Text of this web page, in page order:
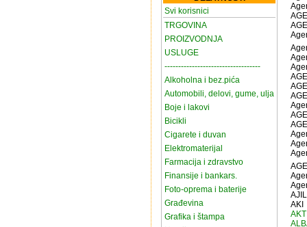
Svi korisnici
TRGOVINA
PROIZVODNJA
USLUGE
-----------------------------------
Alkoholna i bez.pića
Automobili, delovi, gume, ulja
Boje i lakovi
Bicikli
Cigarete i duvan
Elektromaterijal
Farmacija i zdravstvo
Finansije i bankars.
Foto-oprema i baterije
Građevina
Grafika i štampa
AKI